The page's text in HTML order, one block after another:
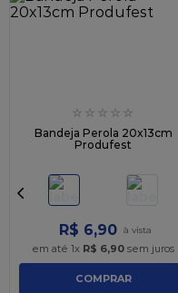
☆ ☆ ☆ ☆ ☆
Bandeja Perola 20x13cm
Produfest
R$ 6,90
em até 1x R$ 6,90 sem juros
COMPRAR